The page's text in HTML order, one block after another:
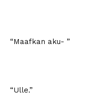
“Maafkan aku- ”
“Ulle.”